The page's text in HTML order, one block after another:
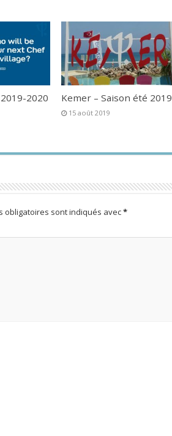
2020 Kemer – Saison été 2019
15 août 2019
obligatoires sont indiqués avec*